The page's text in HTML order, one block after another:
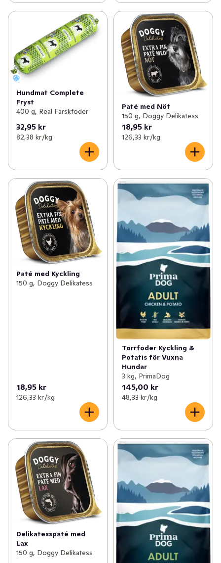
Hundmat Complete
Fryst
400 g, Real Färskfoder
32,95 kr
82,38 kr /kg
Paté med Nöt
150 g, Doggy Delikatess
18,95 kr
126,33 kr /kg
Paté med Kyckling
150 g, Doggy Delikatess
18,95 kr
126,33 kr /kg
Torrfoder Kyckling &
Potatis för Vuxna
Hundar
3 kg, PrimaDog
145,00 kr
48,33 kr /kg
Delikatesspaté med
Lax
150 g, Doggy Delikatess